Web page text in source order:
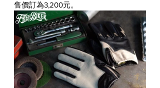
售價訂為3,200元。